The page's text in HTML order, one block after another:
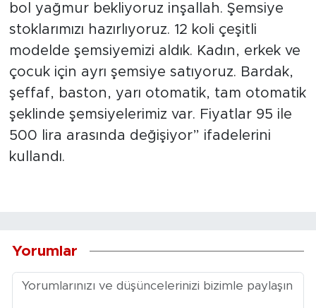
bol yağmur bekliyoruz inşallah. Şemsiye
stoklarımızı hazırlıyoruz. 12 koli çeşitli
modelde şemsiyemizi aldık. Kadın, erkek ve
çocuk için ayrı şemsiye satıyoruz. Bardak,
şeffaf, baston, yarı otomatik, tam otomatik
şeklinde şemsiyelerimiz var. Fiyatlar 95 ile
500 lira arasında değişiyor” ifadelerini
kullandı.
Yorumlar